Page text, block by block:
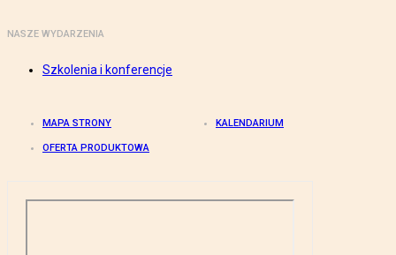
NASZE WYDARZENIA
Szkolenia i konferencje
MAPA STRONY KALENDARIUM
OFERTA PRODUKTOWA